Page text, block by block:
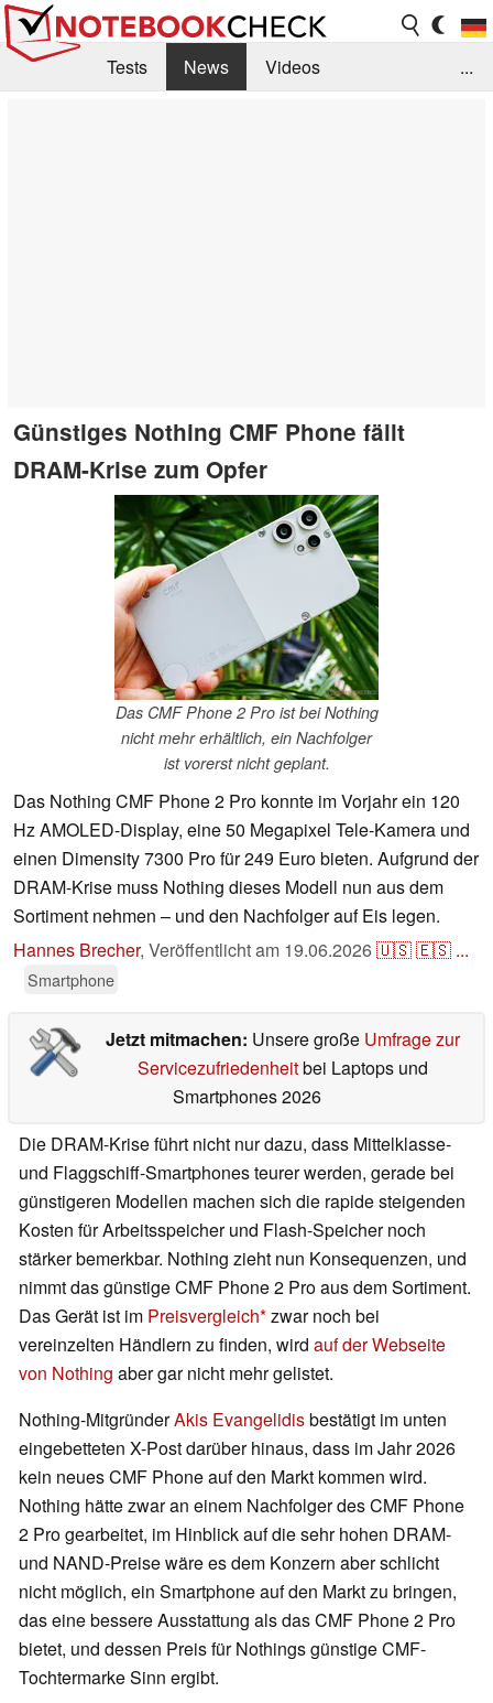
Tests News
Videos
...
Günstiges Nothing CMF Phone fällt
DRAM-Krise zum Opfer
Das CMF Phone 2 Pro ist bei Nothing
nicht mehr erhältlich, ein Nachfolger
ist vorerst nicht geplant.
Das Nothing CMF Phone 2 Pro konnte im Vorjahr ein 120
Hz AMOLED-Display, eine 50 Megapixel Tele-Kamera und
einen Dimensity 7300 Pro für 249 Euro bieten. Aufgrund der
DRAM-Krise muss Nothing dieses Modell nun aus dem
Sortiment nehmen – und den Nachfolger auf Eis legen.
Hannes Brecher, Veröffentlicht am 19.06.2026🇺🇸🇪🇸 ...
Smartphone
Jetzt mitmachen: Unsere große Umfrage zur
Servicezufriedenheitbei Laptops und
Smartphones 2026
Die DRAM-Krise führt nicht nur dazu, dass Mittelklasse-
und Flaggschiff-Smartphones teurer werden, gerade bei
günstigeren Modellen machen sich die rapide steigenden
Kosten für Arbeitsspeicher und Flash-Speicher noch
stärker bemerkbar. Nothing zieht nun Konsequenzen, und
nimmt das günstige CMF Phone 2 Pro aus dem Sortiment.
Das Gerät ist im Preisvergleich zwar noch bei
vereinzelten Händlern zu finden, wird auf der Webseite
von Nothing aber gar nicht mehr gelistet.
Nothing-MitgründerAkis Evangelidisbestätigt im unten
eingebetteten X-Post darüber hinaus, dass im Jahr 2026
kein neues CMF Phone auf den Markt kommen wird.
Nothing hätte zwar an einem Nachfolger des CMF Phone
2 Pro gearbeitet, im Hinblick auf die sehr hohen DRAM-
und NAND-Preise wäre es dem Konzern aber schlicht
nicht möglich, ein Smartphone auf den Markt zu bringen,
das eine bessere Ausstattung als das CMF Phone 2 Pro
bietet, und dessen Preis für Nothings günstige CMF-
Tochtermarke Sinn ergibt.